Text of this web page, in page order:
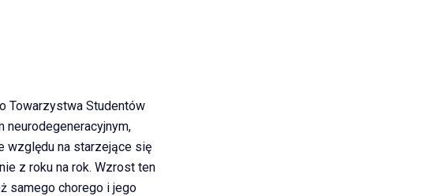
Towarzystwa Studentów
neurodegeneracyjnym,
względu na starzejące się
z roku na rok. Wzrost ten
samego chorego i jego